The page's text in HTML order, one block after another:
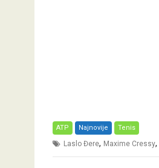
ATP Najnovije Tenis
Laslo Đere, Maxime Cressy,